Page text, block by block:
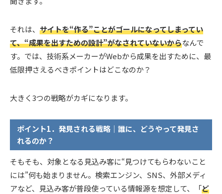
それは、 サイトを“作る”ことがゴールになってしまってい
て、“成果を出すための設計”がなされていないからなんで
す。では、技術系メーカーがWebから成果を出すために、最
低限押さえるべきポイントはどこなのか？
大きく3つの戦略がカギになります。
ポイント1．発見される戦略｜誰に、どうやって発見さ
れるのか？
そもそも、対象となる見込み客に“見つけてもらわないこと
には”何も始まりません。検索エンジン、SNS、外部メディ
アなど、見込み客が普段使っている情報源を想定して、「ど